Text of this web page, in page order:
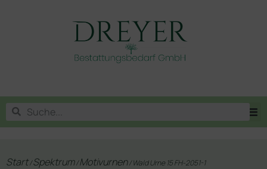
Start/Spektrum/Motivurnen/ Wald Urne 15 FH-2051-1